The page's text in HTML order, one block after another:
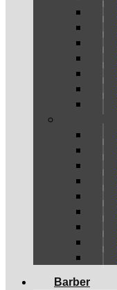
Barber